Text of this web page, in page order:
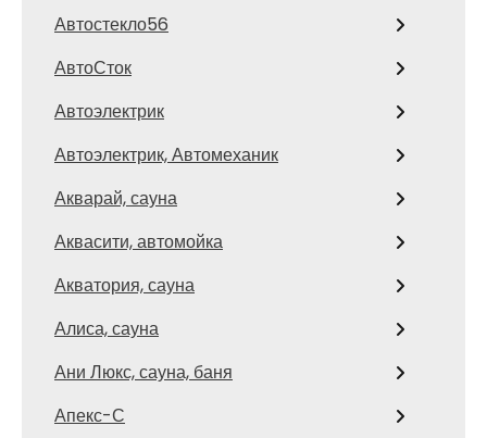
Автостекло56
АвтоСток
Автоэлектрик
Автоэлектрик, Автомеханик
Акварай, сауна
Аквасити, автомойка
Акватория, сауна
Алиса, сауна
Ани Люкс, сауна, баня
Апекс-С